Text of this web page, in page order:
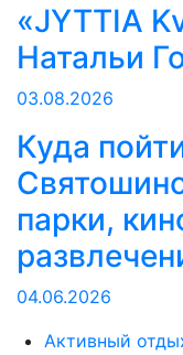
«JYTTIA
Натальи
03.08.2026
Куда
парки,
04.06.2026
Активный